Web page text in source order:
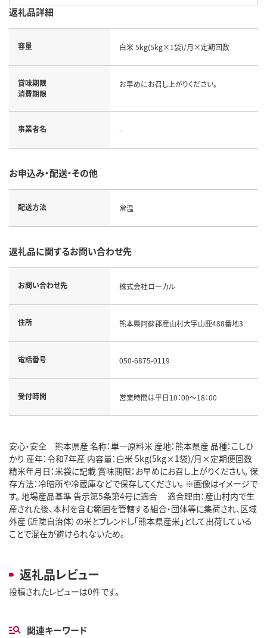
返礼品詳細
容量 白米 5kg(5kg×1袋)/月×定期回数
賞味期限
消費期限
お早めにお召し上がりください。
事業者名 -
お申込み・配送・その他
配送方法 常温
返礼品に関するお問い合わせ先
お問い合わせ先 株式会社ローカル
住所 熊本県阿蘇郡産山村大字山鹿488番地3
電話番号 050-6875-0119
受付時間 営業時間は平日10：00～18：00
安心・安全 熊本県産 名称：単一原料米 産地：熊本県産 品種：こしひ
かり 産年：令和7年産 内容量：白米 5kg(5kg×1袋)/月×定期便回数
精米年月日：米袋に記載 賞味期限：お早めにお召し上がりください。 保
存方法：冷暗所や冷蔵庫などで保存してください。 ※画像はイメージで
す。 地場産品基準 告示第5条第4号に適合 適合理由：産山村内で生
産された後、本村を含む範囲を管轄する組合・団体等に集荷され、区域
外産（近隣自治体）の米とブレンドし「熊本県産米」として出荷している
ことで混在が避けられないため。
返礼品レビュー
投稿されたレビューは0件です。
関連キーワード